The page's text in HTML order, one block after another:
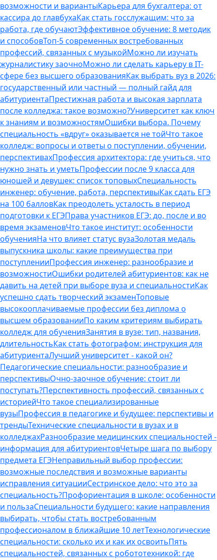
возможности и вариантыКарьера для бухгалтера: от
кассира до главбухаКак стать госслужащим: что за
работа, где обучаютЭффективное обучение: 8 методик
и способовТоп-5 современных востребованных
профессий, связанных с музыкойМожно ли изучать
журналистику заочноМожно ли сделать карьеру в IT-
сфере без высшего образованияКак выбрать вуз в 2026:
государственный или частный — полный гайд для
абитуриентаПрестижная работа и высокая зарплата
после колледжа: такое возможно?Университет как ключ
к знаниям и возможностямОшибки выбора. Почему
специальность «вдруг» оказывается не тойЧто такое
колледж: вопросы и ответы о поступлении, обучении,
перспективахПрофессия архитектора: где учиться, что
нужно знать и уметьПрофессии после 9 класса для
юношей и девушек: список топовыхСпециальность
инженер: обучение, работа, перспективыКак сдать ЕГЭ
на 100 балловКак преодолеть усталость в период
подготовки к ЕГЭПрава участников ЕГЭ: до, после и во
время экзаменовЧто такое институт: особенности
обученияНа что влияет статус вузаЗолотая медаль
выпускника школы: какие преимущества при
поступленииПрофессия инженер: разнообразие и
возможностиОшибки родителей абитуриентов: как не
давить на детей при выборе вуза и специальностиКак
успешно сдать творческий экзаменТоповые
высокооплачиваемые профессии без диплома о
высшем образованииПо каким критериям выбирать
колледж для обученияЗанятия в вузе: тип, названия,
длительностьКак стать фотографом: инструкция для
абитуриентаЛучший университет - какой он?
Педагогические специальности: разнообразие и
перспективыОчно-заочное обучение: стоит ли
поступать?Перспективность профессий, связанных с
историейЧто такое специализированные
вузыПрофессия в педагогике и будущее: перспективы и
трендыТехнические специальности в вузах и в
колледжахРазнообразие медицинских специальностей -
информация для абитуриентовЧетыре шага по выбору
предмета ЕГЭНеправильный выбор профессии:
возможные последствия и возможные варианты
исправления ситуацииСестринское дело: что это за
специальность?Профориентация в школе: особенности
и пользаСпециальности будущего: какие направления
выбирать, чтобы стать востребованным
профессионалом в ближайшие 10 летТехнологические
специальности: сколько их и как их освоитьПять
специальностей, связанных с робототехникой: где